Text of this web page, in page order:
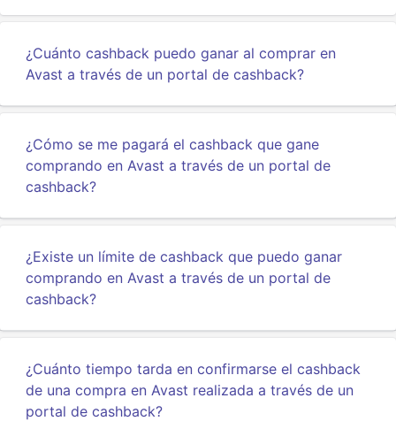
¿Cuánto cashback puedo ganar al comprar en
Avast a través de un portal de cashback?
¿Cómo se me pagará el cashback que gane
comprando en Avast a través de un portal de
cashback?
¿Existe un límite de cashback que puedo ganar
comprando en Avast a través de un portal de
cashback?
¿Cuánto tiempo tarda en confirmarse el cashback
de una compra en Avast realizada a través de un
portal de cashback?